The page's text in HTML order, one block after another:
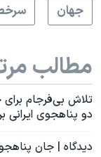
جهان
مطالب
تلاش بی‌فرجام برای
دو پناهجوی ایرانی
دیدگاه | جان